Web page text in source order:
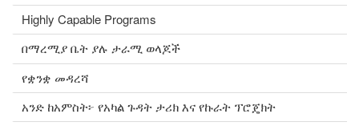
Highly Capable Programs
በማረሚያ ቤት ያሉ ታራሚ ወላጆች
የቋንቋ መዳረሻ
አንድ ከአምስት፦ የአካል ጉዳት ታሪክ እና የኩራት ፕሮጄክት